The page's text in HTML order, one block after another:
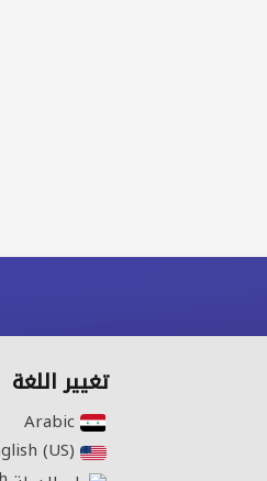
تغيير اللغة
Arabic‎
(US)‎